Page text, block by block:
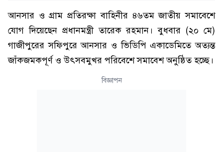
আনসার ও গ্রাম প্রতিরক্ষা বাহিনীর ৪৬তম জাতীয় সমাবেশে
যোগ দিয়েছেন প্রধানমন্ত্রী তারেক রহমান। বুধবার (২০ মে)
গাজীপুরের সফিপুরে আনসার ও ভিডিপি একাডেমিতে অত্যন্ত
জাঁকজমকপূর্ণ ও উৎসবমুখর পরিবেশে সমাবেশ অনুষ্ঠিত হচ্ছে।
বিজ্ঞাপন